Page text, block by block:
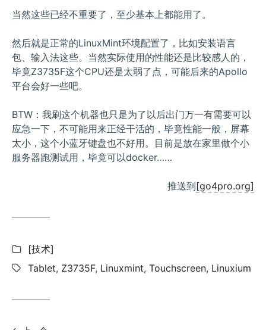
当然这些已经不重要了，至少基本上都能用了。
然后就是正常的LinuxMint环境配置了，比如安装语言
包、输入法这些。当然实际使用的性能还是比较感人的，
毕竟Z3735F这个CPU还是太弱了点，可能后来的Apollo
平台会好一些吧。
BTW：我刷这个机器也只是为了以后出门万一有需要可以
应急一下，不可能用来正经干活的，毕竟性能一般，屏幕
太小，这个小蓝牙键盘也不好用。目前是放在家里做个小
服务器跑测试用，毕竟可以docker……
推送到[go4pro.org]
分
类:
[技术]
标
Tablet, Z3735F, Linuxmint, Touchscreen, Linuxium